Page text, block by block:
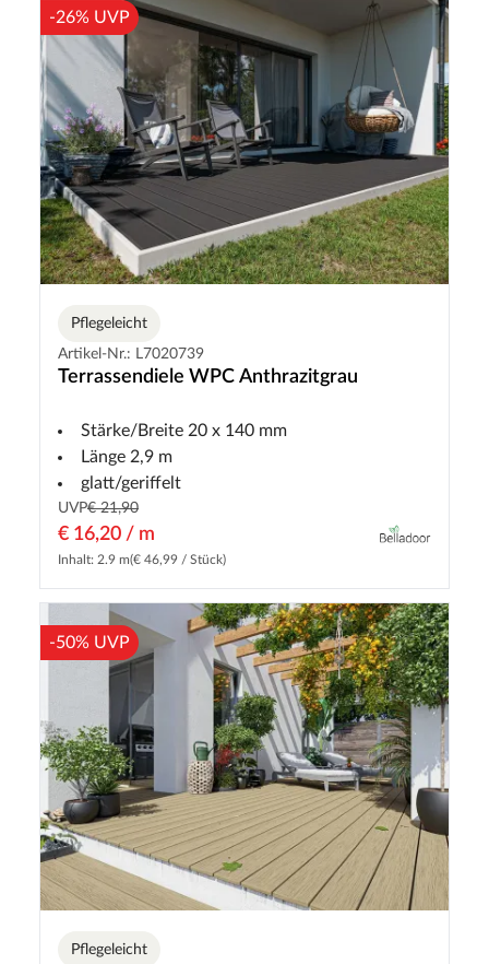
-26% UVP
Pflegeleicht
Artikel-Nr.: L7020739
Terrassendiele WPC Anthrazitgrau
Stärke/Breite 20 x 140 mm
Länge 2,9 m
glatt/geriffelt
UVP€ 21,90
€ 16,20 / m
Inhalt: 2.9 m(€ 46,99 / Stück)
-50% UVP
Pflegeleicht